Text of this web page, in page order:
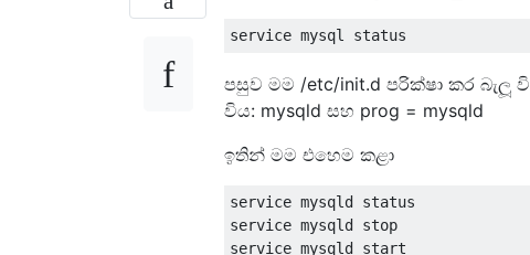
පසුව මම /etc/init.d පරික්ෂා කර බැලූ
විය: mysqld සහ prog = mysqld
ඉතින් මම එහෙම කළා
service mysqld status
service mysqld stop